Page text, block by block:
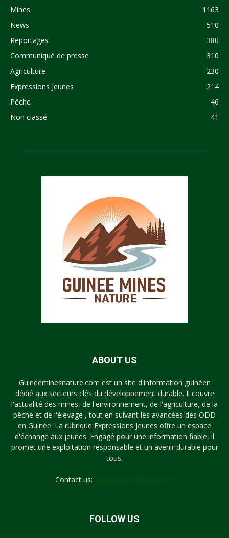
Mines
1163
News
510
Reportages
380
Communiqué de presse
310
Agriculture
230
Expressions Jeunes
214
Pêche
46
Non classé
41
ABOUT US
Guineeminesnature.com est un site d'information guinéen
dédié aux secteurs clés du développement durable. Il couvre
l'actualité des mines, de l'environnement, de l'agriculture, de la
pêche et de l'élevage , tout en suivant les avancées des ODD
en Guinée. La rubrique Expressions Jeunes offre un espace
d'échange aux jeunes. Engagé pour une information fiable, il
promet une exploitation responsable et un avenir durable pour
tous.
Contact us:
FOLLOW US